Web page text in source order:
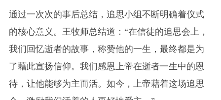
通过一次次的事后总结，追思小组不断明确着仪式
的核心意义。王牧师总结道：“在信徒的追思会上，
我们回忆逝者的故事，称赞他的一生，最终都是为
了藉此宣扬信仰。我们感恩上帝在逝者一生中的恩
待，让他能够为主而活。如今，上帝藉着这场追思